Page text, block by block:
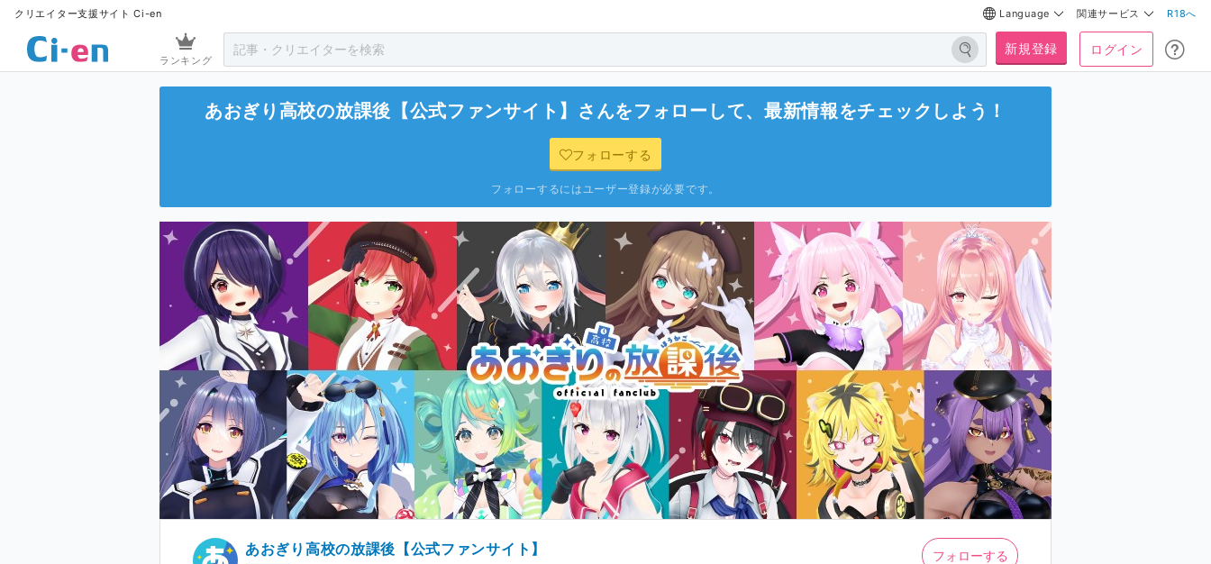
クリエイター支援サイト Ci-en Language 関連サービス R18へ
ランキング
新規登録 ログイン
あおぎり高校の放課後【公式ファンサイト】 さんをフォローして、最新情報をチェックしよう！
フォローする
フォローするにはユーザー登録が必要です。
あおぎり高校の放課後【公式ファンサイト】 フォローする